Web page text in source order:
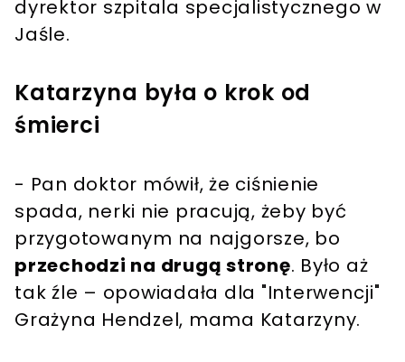
dyrektor szpitala specjalistycznego w
Jaśle.
Katarzyna była o krok od
śmierci
- Pan doktor mówił, że ciśnienie
spada, nerki nie pracują, żeby być
przygotowanym na najgorsze, bo
przechodzi na drugą stronę. Było aż
tak źle – opowiadała dla "Interwencji"
Grażyna Hendzel, mama Katarzyny.